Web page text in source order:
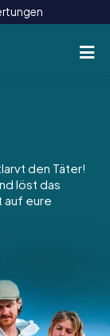
IE
den Täter!
löst das
auf eure